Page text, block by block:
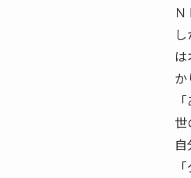
は
か
世